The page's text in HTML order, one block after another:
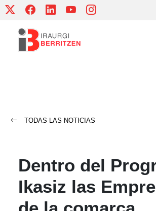
Skip
content
TODAS LAS NOTICIAS
Dentro del
Ikasiz las